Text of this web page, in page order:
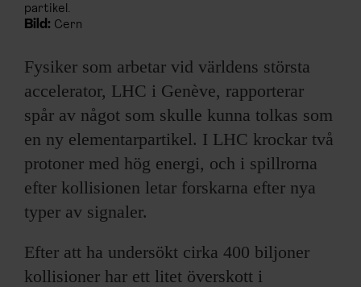
partikel.
Bild: Cern
Fysiker som arbetar vid världens största
accelerator, LHC i Genève, rapporterar
spår av något som skulle kunna tolkas som
en ny elementarpartikel. I LHC krockar två
protoner med hög energi, och i spillrorna
efter kollisionen letar forskarna efter nya
typer av signaler.
Efter att ha undersökt cirka 400 biljoner
kollisioner har ett litet överskott i